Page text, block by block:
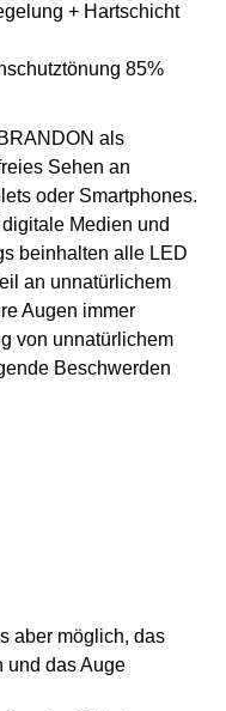
+ Hartschicht
85%
als
Sehen an
oder Smartphones.
Medien und
beinhalten alle LED
an unnatürlichem
Augen immer
von unnatürlichem
Beschwerden
aber möglich, das
und das Auge